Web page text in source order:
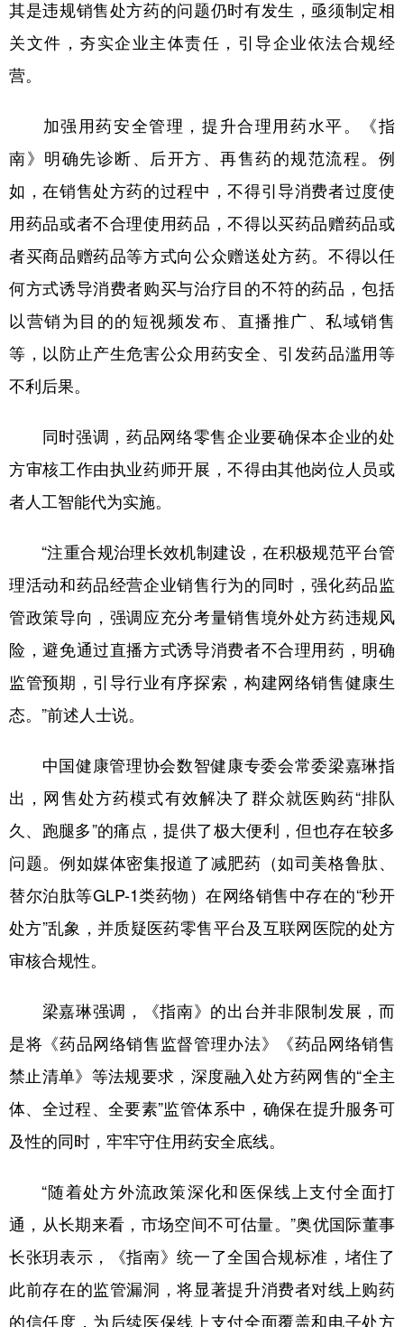
北京 天津 河北 山西
辽宁 吉林 上海 江苏
山东 河南 湖北 湖南
广东 广西 海南 重庆
四川 贵州 云南 西藏
陕西 甘肃 青海 宁夏
新疆 内蒙古 黑龙江
English
其是违规销售处方药的问题仍时有发生，亟须制定相
关文件，夯实企业主体责任，引导企业依法合规经
营。
加强用药安全管理，提升合理用药水平。《指
南》明确先诊断、后开方、再售药的规范流程。例
如，在销售处方药的过程中，不得引导消费者过度使
用药品或者不合理使用药品，不得以买药品赠药品或
者买商品赠药品等方式向公众赠送处方药。不得以任
何方式诱导消费者购买与治疗目的不符的药品，包括
以营销为目的的短视频发布、直播推广、私域销售
等，以防止产生危害公众用药安全、引发药品滥用等
不利后果。
同时强调，药品网络零售企业要确保本企业的处
方审核工作由执业药师开展，不得由其他岗位人员或
者人工智能代为实施。
“注重合规治理长效机制建设，在积极规范平台管
理活动和药品经营企业销售行为的同时，强化药品监
管政策导向，强调应充分考量销售境外处方药违规风
险，避免通过直播方式诱导消费者不合理用药，明确
监管预期，引导行业有序探索，构建网络销售健康生
态。”前述人士说。
中国健康管理协会数智健康专委会常委梁嘉琳指
出，网售处方药模式有效解决了群众就医购药“排队
久、跑腿多”的痛点，提供了极大便利，但也存在较多
问题。例如媒体密集报道了减肥药（如司美格鲁肽、
替尔泊肽等GLP-1类药物）在网络销售中存在的“秒开
处方”乱象，并质疑医药零售平台及互联网医院的处方
审核合规性。
梁嘉琳强调，《指南》的出台并非限制发展，而
是将《药品网络销售监督管理办法》《药品网络销售
禁止清单》等法规要求，深度融入处方药网售的“全主
体、全过程、全要素”监管体系中，确保在提升服务可
及性的同时，牢牢守住用药安全底线。
“随着处方外流政策深化和医保线上支付全面打
通，从长期来看，市场空间不可估量。”奥优国际董事
长张玥表示，《指南》统一了全国合规标准，堵住了
此前存在的监管漏洞，将显著提升消费者对线上购药
的信任度，为后续医保线上支付全面覆盖和电子处方